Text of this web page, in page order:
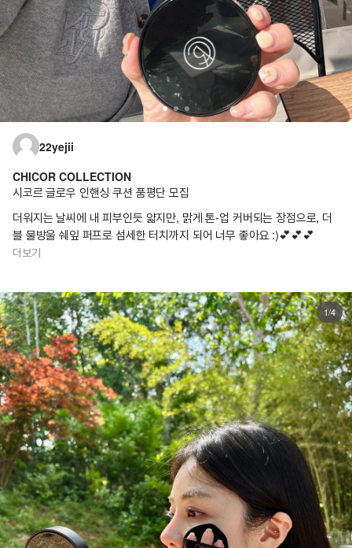
22yejii
CHICOR COLLECTION
시코르 글로우 인핸싱 쿠션 품평단 모집
더워지는 날씨에 내 피부인듯 얇지만, 맑게 톤-업 커버되는 장점으로, 더
블 물방울 쉐잎 퍼프로 섬세한 터치까지 되어 너무 좋아요 :)💕💕💕
더보기
1/4